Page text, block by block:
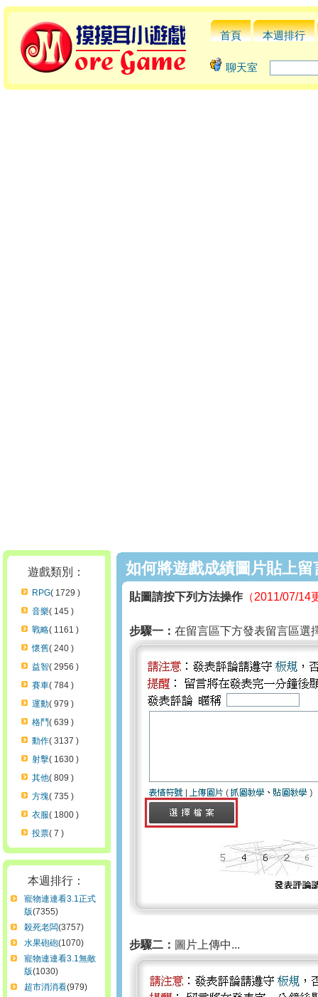
首頁 本週排行
聊天室
遊戲類別：
RPG( 1729 )
音樂( 145 )
戰略( 1161 )
懷舊( 240 )
益智( 2956 )
賽車( 784 )
運動( 979 )
格鬥( 639 )
動作( 3137 )
射擊( 1630 )
其他( 809 )
方塊( 735 )
衣服( 1800 )
投票( 7 )
本週排行：
寵物連連看3.1正式
版(7355)
殺死老闆(3757)
水果砲砲(1070)
寵物連連看3.1無敵
版(1030)
超市消消看(979)
如何將遊戲成績圖片貼上留
貼圖請按下列方法操作 （2011/07/14
步驟一： 在留言區下方發表留言區選
步驟二： 圖片上傳中...